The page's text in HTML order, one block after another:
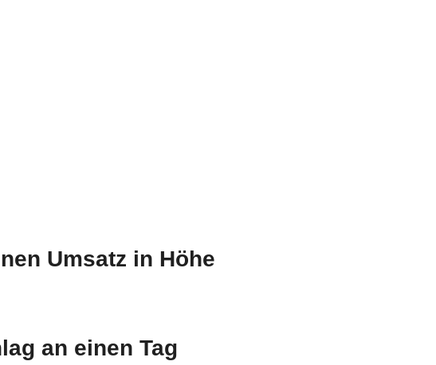
Umsatz in Höhe
an einen Tag